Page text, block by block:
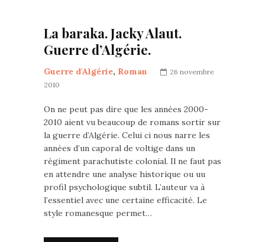
La baraka. Jacky Alaut.
Guerre d’Algérie.
Guerre d'Algérie, Roman
26 novembre
2010
On ne peut pas dire que les années 2000-
2010 aient vu beaucoup de romans sortir sur
la guerre d’Algérie. Celui ci nous narre les
années d’un caporal de voltige dans un
régiment parachutiste colonial. Il ne faut pas
en attendre une analyse historique ou uu
profil psychologique subtil. L’auteur va à
l’essentiel avec une certaine efficacité. Le
style romanesque permet…